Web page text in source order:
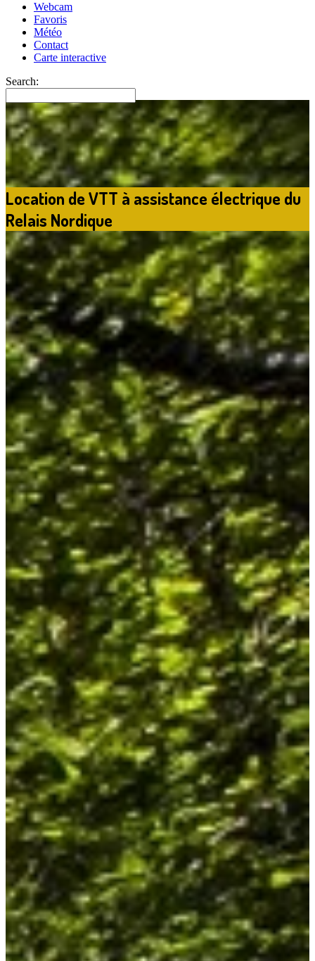
Webcam
Favoris
Météo
Contact
Carte interactive
Search:
Location de VTT à assistance électrique du
Relais Nordique